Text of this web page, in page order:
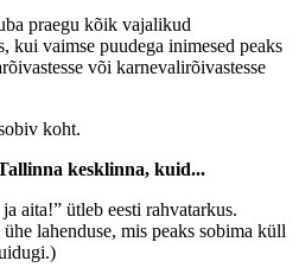
praegu kõik vajalikud
kui vaimse puudega inimesed peaks
või karnevalirõivastesse
koht.
kesklinna, kuid...
aita!” ütleb eesti rahvatarkus.
lahenduse, mis peaks sobima küll